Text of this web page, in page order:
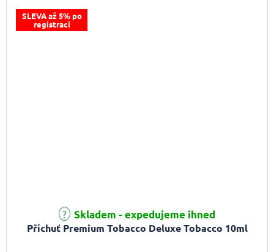
SLEVA až 5% po
registraci
Příchuť Premium Tobacco Deluxe Tobacco 10ml
Průměrné hodnocení produktu je 5,0 z 5 hvězdiček.
Skladem - expedujeme ihned